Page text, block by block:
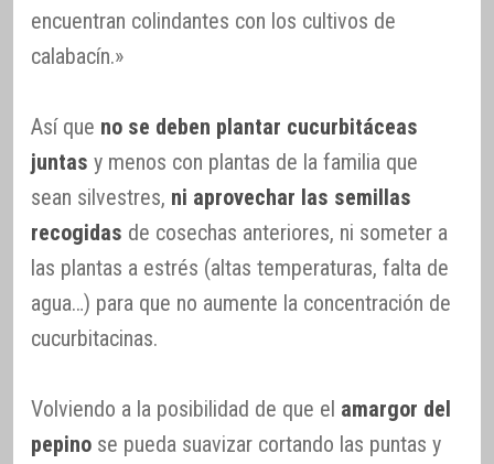
encuentran colindantes con los cultivos de
calabacín.»
Así que no se deben plantar cucurbitáceas
juntas y menos con plantas de la familia que
sean silvestres, ni aprovechar las semillas
recogidas de cosechas anteriores, ni someter a
las plantas a estrés (altas temperaturas, falta de
agua…) para que no aumente la concentración de
cucurbitacinas.
Volviendo a la posibilidad de que el amargor del
pepino se pueda suavizar cortando las puntas y